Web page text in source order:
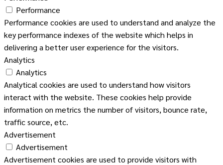
Performance
Performance cookies are used to understand and analyze the
key performance indexes of the website which helps in
delivering a better user experience for the visitors.
Analytics
Analytics
Analytical cookies are used to understand how visitors
interact with the website. These cookies help provide
information on metrics the number of visitors, bounce rate,
traffic source, etc.
Advertisement
Advertisement
Advertisement cookies are used to provide visitors with